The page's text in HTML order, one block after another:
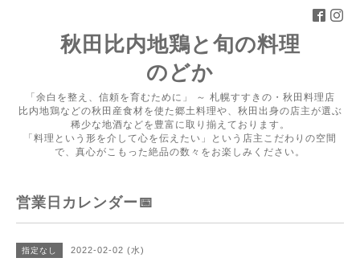
秋田比内地鶏と旬の料理
のどか
「余白を整え、信頼を育むために」 ～ 札幌すすきの・秋田料理店
比内地鶏などの秋田産食材を使た郷土料理や、秋田出身の店主が選ぶ
稀少な地酒などを豊富に取り揃えております。
「料理という形を介して心を伝えたい」という店主こだわりの空間
で、真心がこもった絶品の数々をお楽しみください。
営業日カレンダー📅
指定なし 2022-02-02 (水)